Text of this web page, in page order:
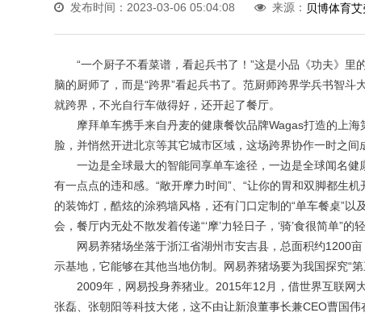
发布时间：2023-03-06 05:04:08 来源： 贝博体育
“一个厨子不看菜谱，看起兵书了！”这是小品《功夫》里
脑的厨师了，而是“跨界”看起兵书了。范厨师跨界学兵书智
就跨界，不光自行车做得好，还开起了餐厅。
摩拜单车携手来自丹麦的健康餐饮品牌Wagas打造的上海
脸，并悄然开进北京等其它城市区域，这场跨界协作一时之间
一边是全球最大的智能同享单车途径，一边是全球闻名健
有一点点的违和感。“敞开摩力时间”、“让你的胃和双脚都生
的装饰灯，酷炫的涂鸦墙风格，还有门口定制的“单车餐桌”
会，餐厅内无处不散发着传递“‘摩’力轻日子，‘骑’食很简单”的
网易养猪场坐落于浙江省湖州市安吉县，总面积约1200亩
示基地，它能够在其他当地仿制。网易养猪场要为我国探究“
2009年，网易投身养猪业。2015年12月，借世界互联网大
张磊、张朝阳等科技大佬，这不由让新浪董事长兼CEO曹国